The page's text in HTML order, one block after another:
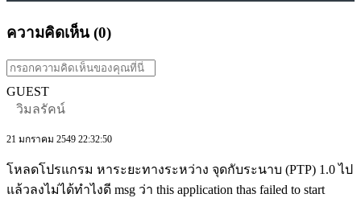
ความคิดเห็น (0)
GUEST
วิมลรัคน์
21 มกราคม 2549 22:32:50
โหลดโปรแกรม หาระยะทางระหว่าง จุดกับระนาบ (PTP) 1.0 ไป
แล้วลงไม่ได้ทำไงดี msg ว่า this application thas failed to start